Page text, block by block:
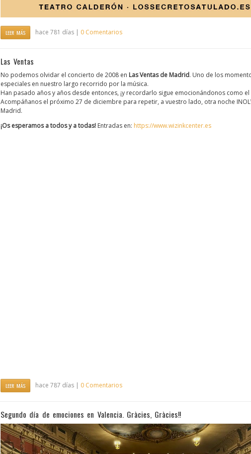
LEER MÁS hace 781 días | 0 Comentarios
Las Ventas
No podemos olvidar el concierto de 2008 en Las Ventas de Madrid. Uno de los
especiales en nuestro largo recorrido por la música.
Han pasado años y años desde entonces, ¡y recordarlo sigue emocionándonos como
Acompáñanos el próximo 27 de diciembre para repetir, a vuestro lado, otra noche
Madrid.
¡Os esperamos a todos y a todas! Entradas en: https://www.wizinkcenter.es
LEER MÁS hace 787 días | 0 Comentarios
Segundo día de emociones en Valencia. Gràcies, Gràcies!!